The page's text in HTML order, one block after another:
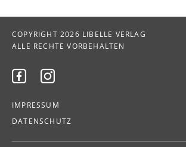
COPYRIGHT 2026 LIBELLE VERLAG
ALLE RECHTE VORBEHALTEN
 
IMPRESSUM
DATENSCHUTZ